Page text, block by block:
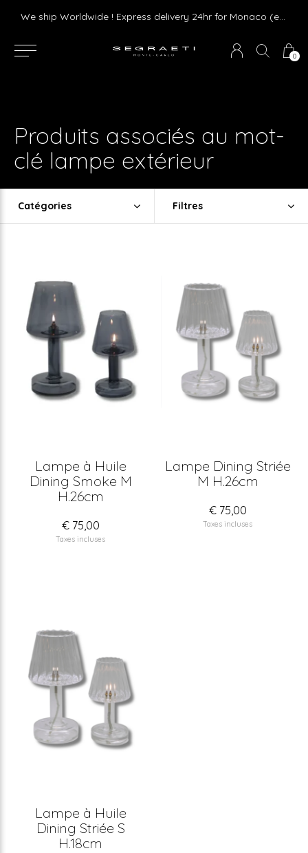
0
We ship Worldwide ! Express delivery 24hr for Monaco (excluding furniture)
Produits associés au mot-
clé lampe extérieur
Catégories Filtres
Lampe à Huile
Dining Smoke M
H.26cm
€ 75,00
Taxes incluses
Lampe Dining Striée
M H.26cm
€ 75,00
Taxes incluses
Lampe à Huile
Dining Striée S
H.18cm